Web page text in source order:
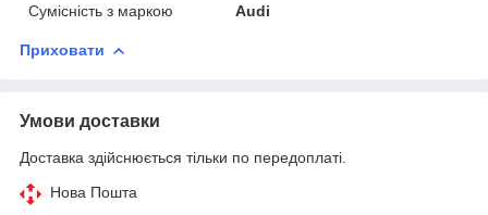
Сумісність з маркою
Audi
Приховати
Умови доставки
Доставка здійснюється тільки по передоплаті.
Нова Пошта